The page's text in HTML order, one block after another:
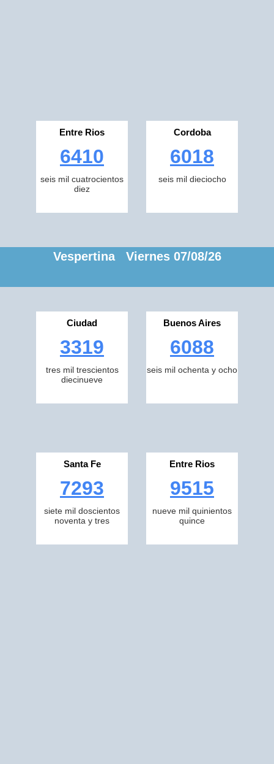
Entre Rios
6410
seis mil cuatrocientos
diez
Cordoba
6018
seis mil dieciocho
Vespertina Viernes 07/08/26
Ciudad
3319
tres mil trescientos
diecinueve
Buenos Aires
6088
seis mil ochenta y ocho
Santa Fe
7293
siete mil doscientos
noventa y tres
Entre Rios
9515
nueve mil quinientos
quince